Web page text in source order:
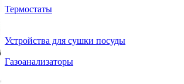
Термостаты
Устройства для сушки посуды
Газоанализаторы